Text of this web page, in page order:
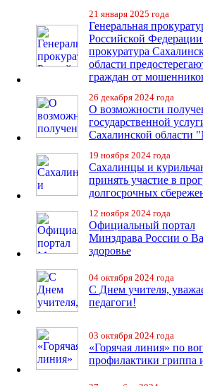
21 января 2025 года
Генеральная
Российской
прокуратура
области
граждан от
26 декабря 2024 года
О возможности
государственной
Сахалинской
19 ноября 2024 года
Сахалинцы и
принять участие в
долгосрочных
12 ноября 2024 года
Официальный портал
Минздрава России о
здоровье
04 октября 2024 года
С Днем учителя,
педагоги!
03 октября 2024 года
«Горячая линия» по
профилактики